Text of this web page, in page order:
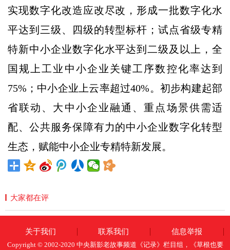
实现数字化改造应改尽改，形成一批数字化水
平达到三级、四级的转型标杆；试点省级专精
特新中小企业数字化水平达到二级及以上，全
国规上工业中小企业关键工序数控化率达到
75%；中小企业上云率超过40%。初步构建起部
省联动、大中小企业融通、重点场景供需适
配、公共服务保障有力的中小企业数字化转型
生态，赋能中小企业专精特新发展。
大家都在评
关于我们 联系我们 信息举报
Copyright © 2002-2020 中央新影老故事频道《记录》栏目组，《草根也要